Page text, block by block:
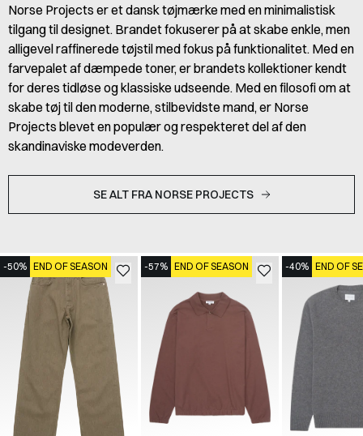
Norse Projects er et dansk tøjmærke med en minimalistisk
tilgang til designet. Brandet fokuserer på at skabe enkle, men
alligevel raffinerede tøjstil med fokus på funktionalitet. Med en
farvepalet af dæmpede toner, er brandets kollektioner kendt
for deres tidløse og klassiske udseende. Med en filosofi om at
skabe tøj til den moderne, stilbevidste mand, er Norse
Projects blevet en populær og respekteret del af den
skandinaviske modeverden.
SE ALT FRA NORSE PROJECTS
-50% END OF SEASON -57% END OF SEASON -40% END OF